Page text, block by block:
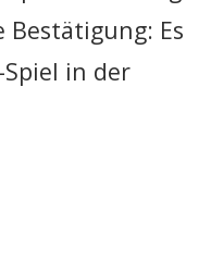
Es
in der